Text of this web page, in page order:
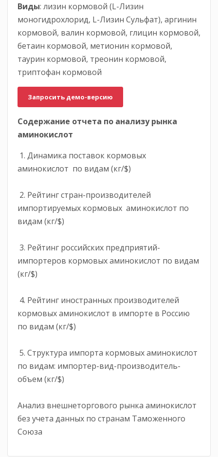
Виды: лизин кормовой (L-Лизин
моногидрохлорид, L-Лизин Сульфат), аргинин
кормовой, валин кормовой, глицин кормовой,
бетаин кормовой, метионин кормовой,
таурин кормовой, треонин кормовой,
триптофан кормовой
Запросить демо-версию
Содержание отчета по анализу рынка
аминокислот
1. Динамика поставок кормовых
аминокислот по видам (кг/$)
2. Рейтинг стран-производителей
импортируемых кормовых аминокислот по
видам (кг/$)
3. Рейтинг российских предприятий-
импортеров кормовых аминокислот по видам
(кг/$)
4. Рейтинг иностранных производителей
кормовых аминокислот в импорте в Россию
по видам (кг/$)
5. Структура импорта кормовых аминокислот
по видам: импортер-вид-производитель-
объем (кг/$)
Анализ внешнеторгового рынка аминокислот
без учета данных по странам Таможенного
Союза